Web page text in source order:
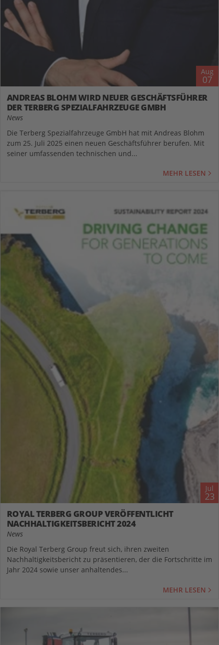
Aug
07
ANDREAS BLOHM WIRD NEUER GESCHÄFTSFÜHRER
DER TERBERG SPEZIALFAHRZEUGE GMBH
News
Die Terberg Spezialfahrzeuge GmbH hat mit Andreas Blohm
zum 25. Juli 2025 einen neuen Geschäftsführer berufen. Mit
seiner umfassenden technischen und...
MEHR LESEN
Jul
23
ROYAL TERBERG GROUP VERÖFFENTLICHT
NACHHALTIGKEITSBERICHT 2024
News
Die Royal Terberg Group freut sich, ihren zweiten
Nachhaltigkeitsbericht zu präsentieren, der die Fortschritte im
Jahr 2024 sowie unser anhaltendes...
MEHR LESEN